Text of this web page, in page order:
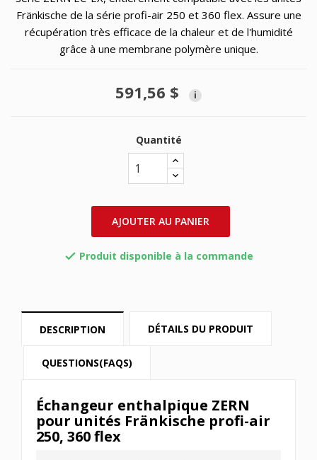
Fränkische de la série profi-air 250 et 360 flex. Assure une
récupération très efficace de la chaleur et de l'humidité
grâce à une membrane polymère unique.
591,56 $ i
Quantité
AJOUTER AU PANIER
 Produit disponible à la commande
DESCRIPTION DÉTAILS DU PRODUIT
QUESTIONS(FAQS)
Échangeur enthalpique ZERN
pour unités Fränkische profi-air
250, 360 flex